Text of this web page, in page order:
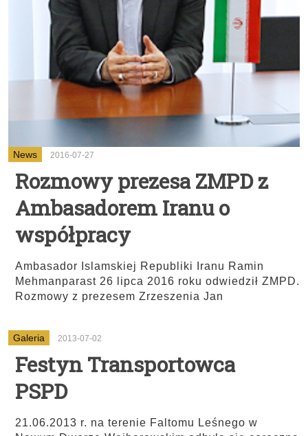
News 2016-07-27
Rozmowy prezesa ZMPD z
Ambasadorem Iranu o
współpracy
Ambasador Islamskiej Republiki Iranu Ramin
Mehmanparast 26 lipca 2016 roku odwiedził ZMPD.
Rozmowy z prezesem Zrzeszenia Jan
Galeria 2013-07-02
Festyn Transportowca
PSPD
21.06.2013 r. na terenie Faltomu Leśnego w